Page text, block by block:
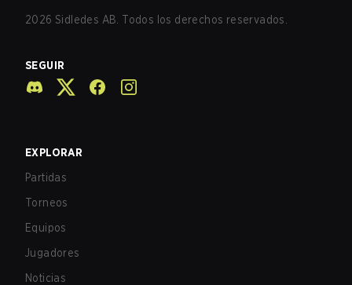
2026 Sidledes AB. Todos los derechos reservados.
SEGUIR
EXPLORAR
Partidas
Torneos
Equipos
Jugadores
Noticias